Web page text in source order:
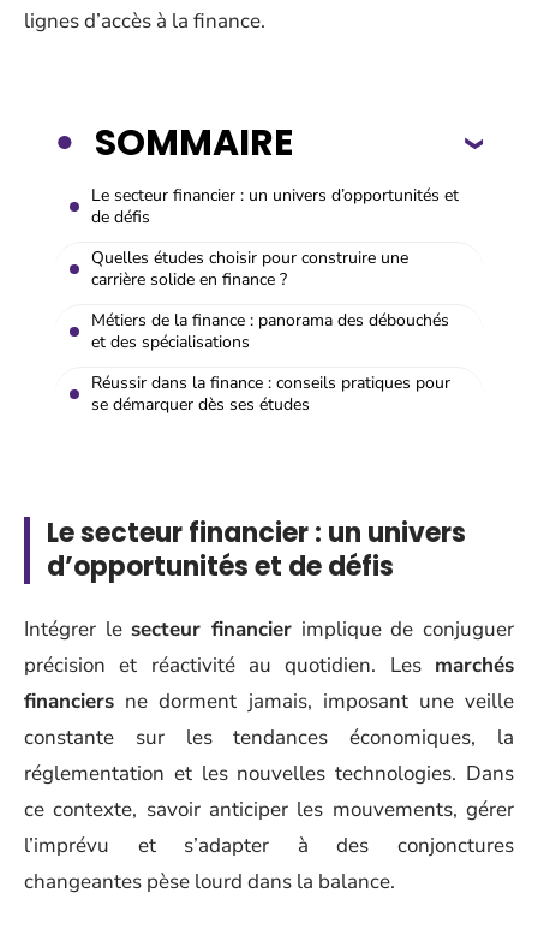
lignes d’accès à la finance.
SOMMAIRE
Le secteur financier : un univers d’opportunités et
de défis
Quelles études choisir pour construire une
carrière solide en finance ?
Métiers de la finance : panorama des débouchés
et des spécialisations
Réussir dans la finance : conseils pratiques pour
se démarquer dès ses études
Le secteur financier : un univers
d’opportunités et de défis
Intégrer le secteur financier implique de conjuguer
précision et réactivité au quotidien. Les marchés
financiers ne dorment jamais, imposant une veille
constante sur les tendances économiques, la
réglementation et les nouvelles technologies. Dans
ce contexte, savoir anticiper les mouvements, gérer
l’imprévu et s’adapter à des conjonctures
changeantes pèse lourd dans la balance.